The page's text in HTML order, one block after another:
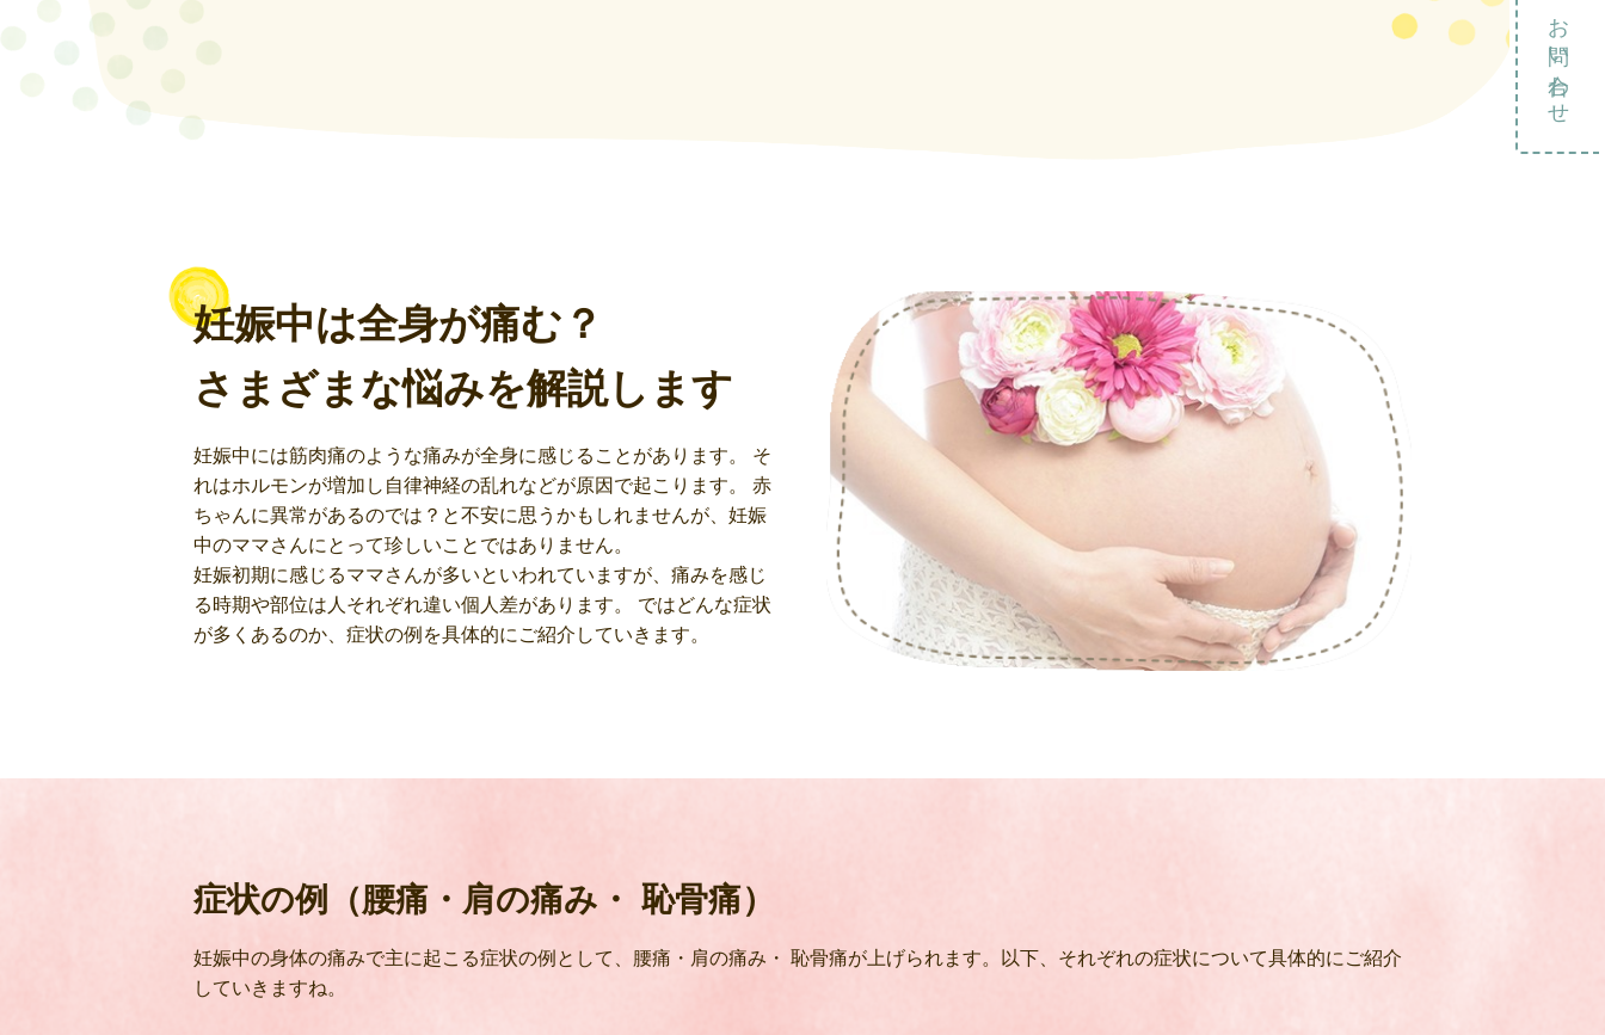
妊娠中は全身が痛む？
さまざまな悩みを解説します
妊娠中には筋肉痛のような痛みが全身に感じることがあります。 そ
れはホルモンが増加し自律神経の乱れなどが原因で起こります。 赤
ちゃんに異常があるのでは？と不安に思うかもしれませんが、妊娠
中のママさんにとって珍しいことではありません。
妊娠初期に感じるママさんが多いといわれていますが、痛みを感じ
る時期や部位は人それぞれ違い個人差があります。 ではどんな症状
が多くあるのか、症状の例を具体的にご紹介していきます。
症状の例（腰痛・肩の痛み・ 恥骨痛）
妊娠中の身体の痛みで主に起こる症状の例として、腰痛・肩の痛み・ 恥骨痛が上げられます。以下、それぞれの症状について具体的にご紹介
していきますね。
お問い合わせ